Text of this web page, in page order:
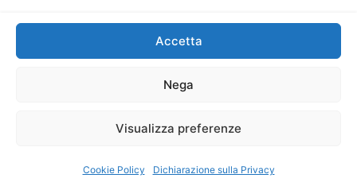
Accetta
Nega
Visualizza preferenze
Cookie Policy Dichiarazione sulla Privacy
P.IVA: 06334930820
Mercurio Comunicazione Società Cooperativa a r.l. è
iscritta al Registro degli Operatori di Comunicazione al
Sito gestito daLa Digitale srl–info@ladigitale.it